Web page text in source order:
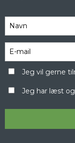
Jeg vil gerne
Jeg har læst